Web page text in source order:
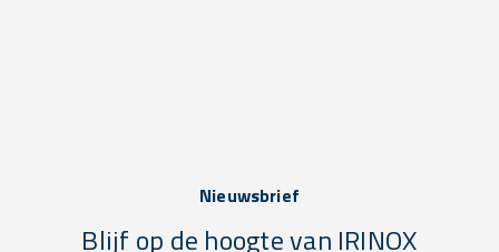
Nieuwsbrief
Blijf op de hoogte van IRINOX